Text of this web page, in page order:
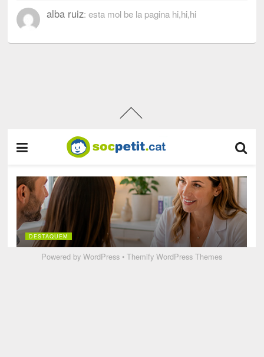
alba ruiz: esta mol be la pagina hi,hi,hi
Powered byWordPress •Themify WordPress Themes